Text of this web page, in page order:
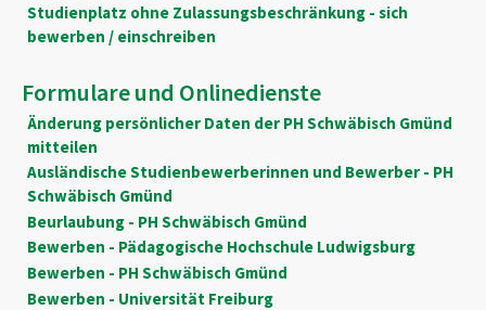
Studienplatz ohne Zulassungsbeschränkung - sich
bewerben / einschreiben
Formulare und Onlinedienste
Änderung persönlicher Daten der PH Schwäbisch Gmünd
mitteilen
Ausländische Studienbewerberinnen und Bewerber - PH
Schwäbisch Gmünd
Beurlaubung - PH Schwäbisch Gmünd
Bewerben - Pädagogische Hochschule Ludwigsburg
Bewerben - PH Schwäbisch Gmünd
Bewerben - Universität Freiburg